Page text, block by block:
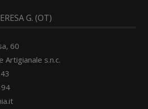
G. (OT)
60
Artigianale s.n.c.